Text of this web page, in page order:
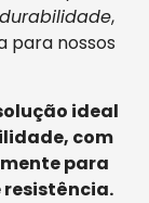
,
para nossos
ideal
com
para
resistência.